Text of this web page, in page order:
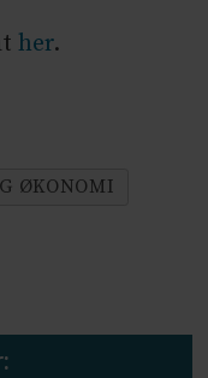
her.
ØKONOMI